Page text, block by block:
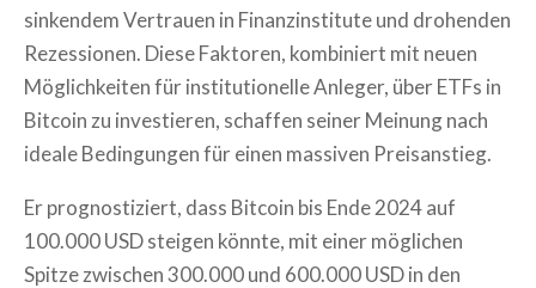
sinkendem Vertrauen in Finanzinstitute und drohenden
Rezessionen. Diese Faktoren, kombiniert mit neuen
Möglichkeiten für institutionelle Anleger, über ETFs in
Bitcoin zu investieren, schaffen seiner Meinung nach
ideale Bedingungen für einen massiven Preisanstieg.
Er prognostiziert, dass Bitcoin bis Ende 2024 auf
100.000 USD steigen könnte, mit einer möglichen
Spitze zwischen 300.000 und 600.000 USD in den